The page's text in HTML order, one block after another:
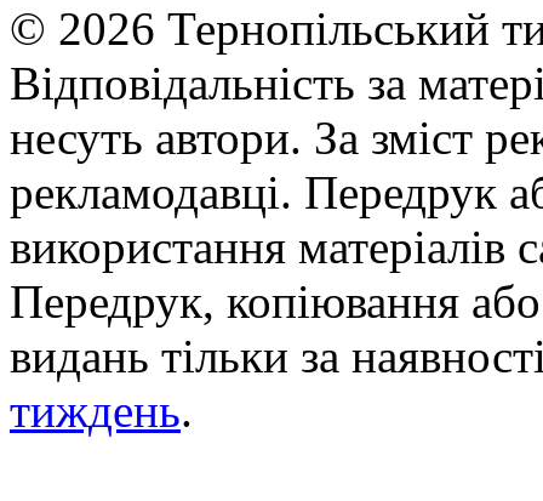
© 2026 Тернопільський
Відповідальність за
несуть автори. За зміст
рекламодавці. Передрук
використання матеріалів
Передрук, копіювання
видань тільки за
тиждень.